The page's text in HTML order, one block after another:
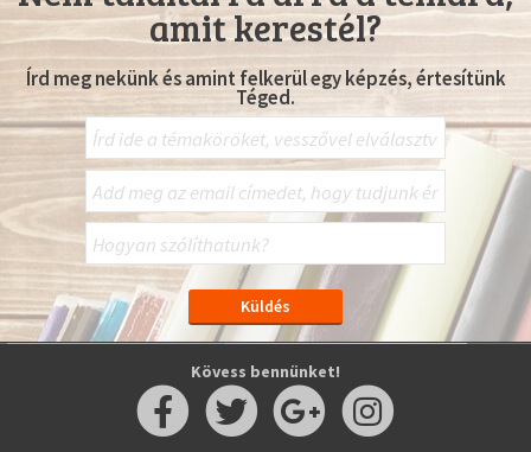
amit kerestél?
Írd meg nekünk és amint felkerül egy képzés, értesítünk
Téged.
Kövess bennünket!